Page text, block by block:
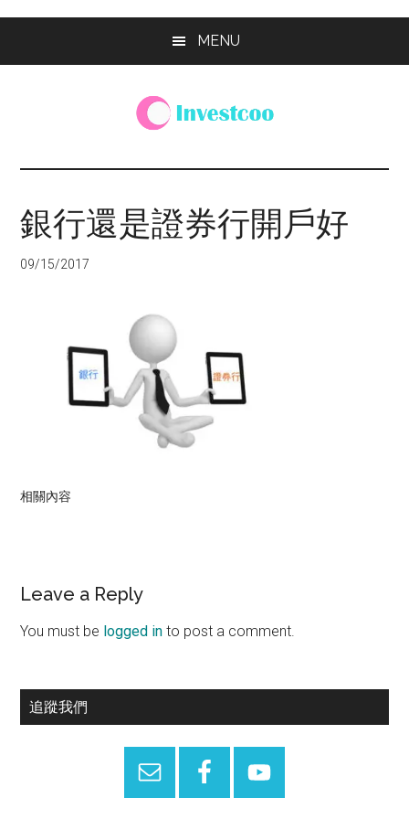
MENU
Investcoo
個
活
的
銀行還是證券行開戶好
09/15/2017
相關內容
Reader
Interactions
Leave a Reply
You must be logged in to post a comment.
Primary
追蹤我們